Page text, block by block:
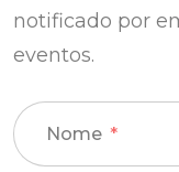
notificado por
eventos.
Nome